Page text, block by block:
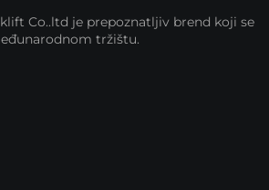
Co..ltd je prepoznatljiv brend koji se
tržištu.